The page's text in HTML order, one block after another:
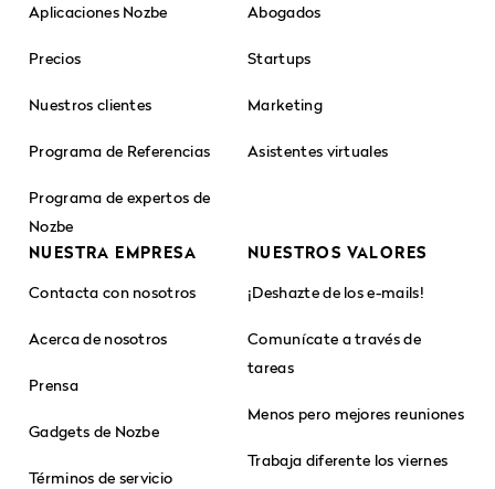
Aplicaciones Nozbe
Precios
Nuestros clientes
Programa de Referencias
Programa de expertos de
Nozbe
Abogados
Startups
Marketing
Asistentes virtuales
NUESTRA EMPRESA
Contacta con nosotros
Acerca de nosotros
Prensa
Gadgets de Nozbe
Términos de servicio
NUESTROS VALORES
¡Deshazte de los e-mails!
Comunícate a través de
tareas
Menos pero mejores reuniones
Trabaja diferente los viernes